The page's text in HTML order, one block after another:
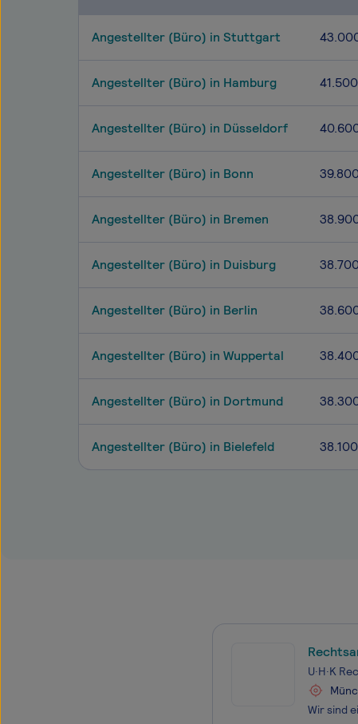
Angestellter (Büro) in Stuttgart
Angestellter (Büro) in Hamburg
Angestellter (Büro) in Düsseldorf
Angestellter (Büro) in Bonn
Angestellter (Büro) in Bremen
Angestellter (Büro) in Duisburg
Angestellter (Büro) in Berlin
Angestellter (Büro) in Wuppertal
Angestellter (Büro) in Dortmund
Angestellter (Büro) in Bielefeld
U·H·K